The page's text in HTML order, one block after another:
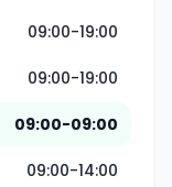
09:00-19:00
09:00-19:00
09:00-09:00
09:00-14:00